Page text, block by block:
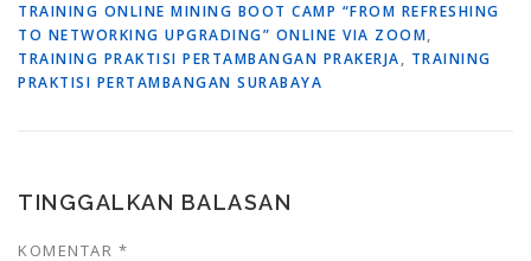
TRAINING ONLINE MINING BOOT CAMP “FROM REFRESHING
TO NETWORKING UPGRADING” ONLINE VIA ZOOM,
TRAINING PRAKTISI PERTAMBANGAN PRAKERJA, TRAINING
PRAKTISI PERTAMBANGAN SURABAYA
TINGGALKAN BALASAN
KOMENTAR *